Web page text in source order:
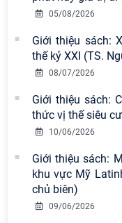
05/08/2026
Giới thiệu sách:
thế kỷ XXI (TS.
08/07/2026
Giới thiệu sách:
thức vị thế siêu
10/06/2026
Giới thiệu sách:
khu vực Mỹ
chủ biên)
09/06/2026
Viện Hàn lâm Khoa
Nam có 02 tác phẩm
khích tại Cuộc thi
nền tảng tư tưởng
2026
Chi bộ Viện Sử học
chuyên đề: Đẩy
hành tư tưởng, đạo